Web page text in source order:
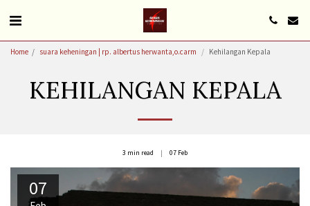
Home suara keheningan | rp. albertus herwanta,o.carm Kehilangan Kepala
KEHILANGAN KEPALA
3 min read 07 Feb
07